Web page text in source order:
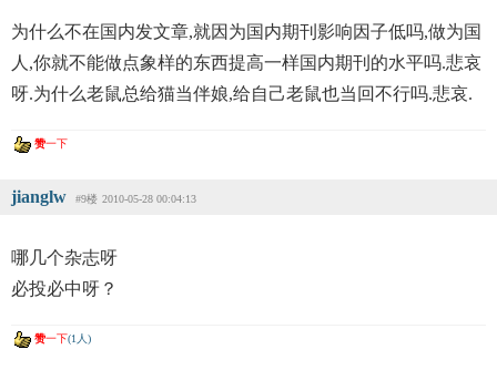
为什么不在国内发文章,就因为国内期刊影响因子低吗,做为国
人,你就不能做点象样的东西提高一样国内期刊的水平吗.悲哀
呀.为什么老鼠总给猫当伴娘,给自己老鼠也当回不行吗.悲哀.
赞一下
jianglw #9楼 2010-05-28 00:04:13
哪几个杂志呀
必投必中呀？
赞一下(1人)